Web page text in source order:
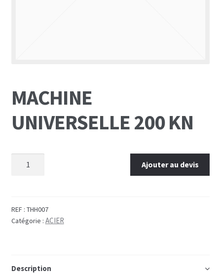
MACHINE
UNIVERSELLE 200 KN
Ajouter au devis
REF : THH007
Catégorie : ACIER
Description